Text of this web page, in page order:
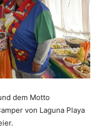
dem Motto
von Laguna Playa